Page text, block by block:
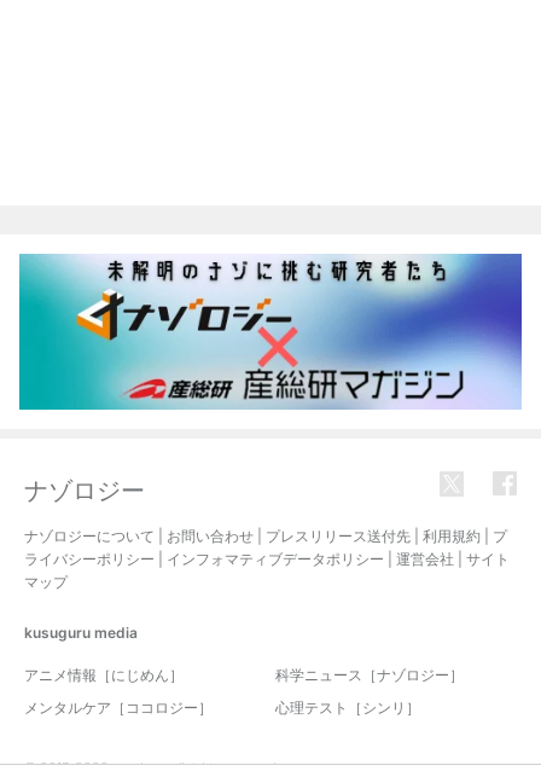
ナゾロジー
ナゾロジーについて お問い合わせ プレスリリース送付先 利用規約
プ
ライバシーポリシー
インフォマティブデータポリシー 運営会社
サイト
マップ
kusuguru media
アニメ情報［にじめん］
科学ニュース［ナゾロジー］
メンタルケア［ココロジー］
心理テスト［シンリ］